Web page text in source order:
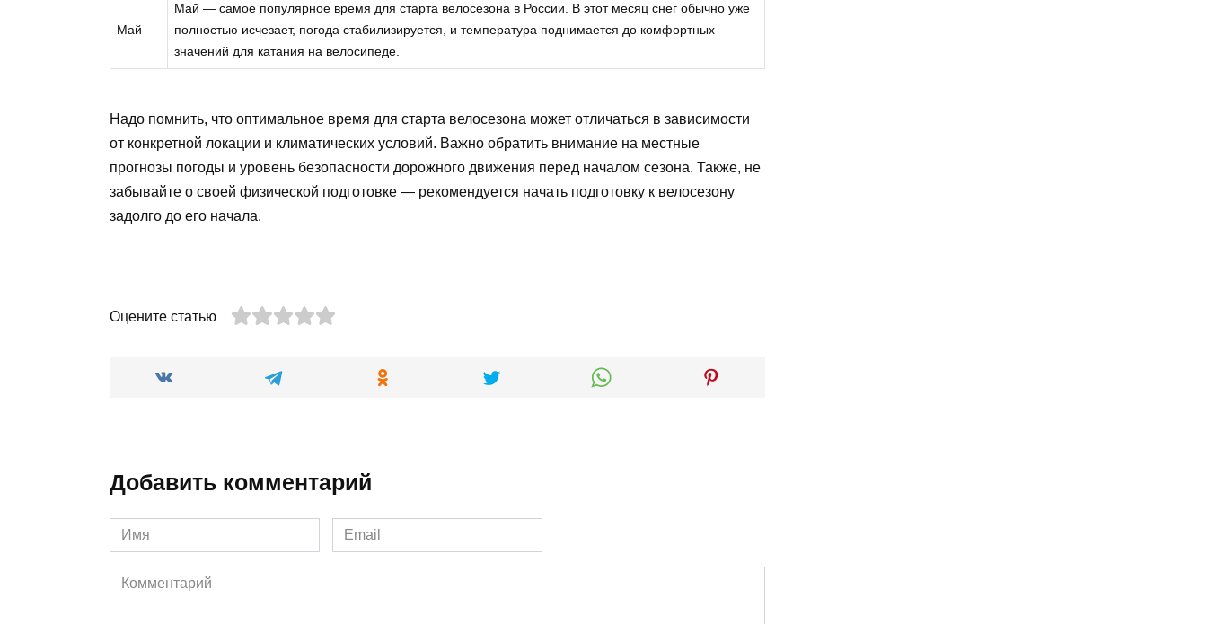
Май
Май — самое популярное время для старта велосезона в России. В этот месяц снег обычно уже
полностью исчезает, погода стабилизируется, и температура поднимается до комфортных
значений для катания на велосипеде.
Надо помнить, что оптимальное время для старта велосезона может отличаться в зависимости
от конкретной локации и климатических условий. Важно обратить внимание на местные
прогнозы погоды и уровень безопасности дорожного движения перед началом сезона. Также, не
забывайте о своей физической подготовке — рекомендуется начать подготовку к велосезону
задолго до его начала.
Оцените статью
Добавить комментарий
Имя
*
Email
*
Комментарий